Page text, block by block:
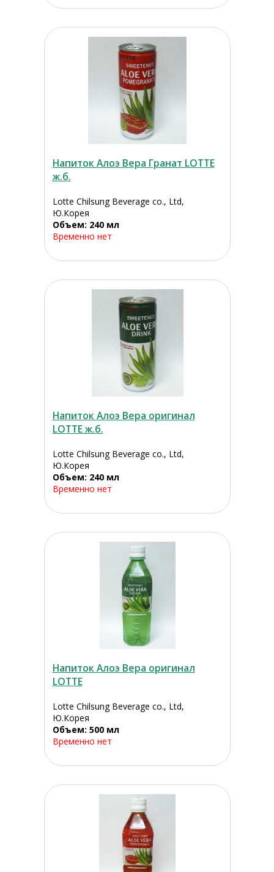
Напиток Алоэ Вера Гранат LOTTE
ж.б.
Lotte Chilsung Beverage co., Ltd,
Ю.Корея
Объем: 240 мл
Временно нет
Напиток Алоэ Вера оригинал
LOTTE ж.б.
Lotte Chilsung Beverage co., Ltd,
Ю.Корея
Объем: 240 мл
Временно нет
Напиток Алоэ Вера оригинал
LOTTE
Lotte Chilsung Beverage co., Ltd,
Ю.Корея
Объем: 500 мл
Временно нет